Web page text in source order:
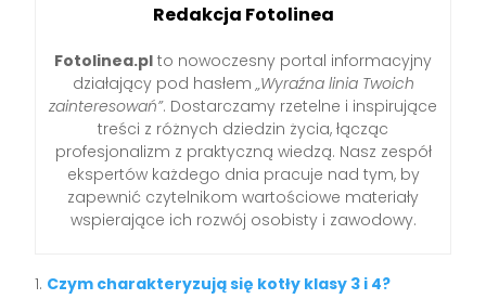
Redakcja Fotolinea
Fotolinea.pl to nowoczesny portal informacyjny
działający pod hasłem „Wyraźna linia Twoich
zainteresowań”. Dostarczamy rzetelne i inspirujące
treści z różnych dziedzin życia, łącząc
profesjonalizm z praktyczną wiedzą. Nasz zespół
ekspertów każdego dnia pracuje nad tym, by
zapewnić czytelnikom wartościowe materiały
wspierające ich rozwój osobisty i zawodowy.
Czym charakteryzują się kotły klasy 3 i 4?